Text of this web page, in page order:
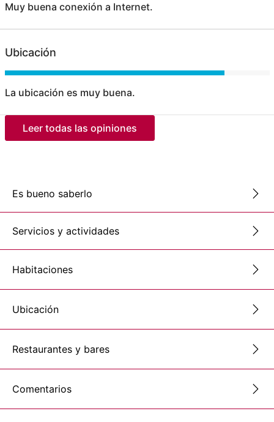
Muy buena conexión a Internet.
Ubicación
La ubicación es muy buena.
Leer todas las opiniones
Es bueno saberlo
Servicios y actividades
Habitaciones
Ubicación
Restaurantes y bares
Comentarios